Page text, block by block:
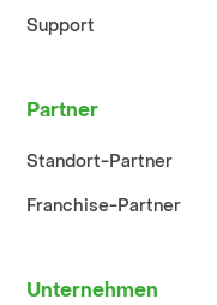
Support
Partner
Standort-Partner
Franchise-Partner
Unternehmen